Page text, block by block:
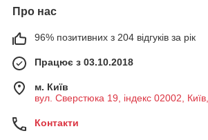
Про нас
96% позитивних з 204 відгуків за рік
Працює з 03.10.2018
м. Київ
вул. Сверстюка 19, індекс 02002,
Контакти